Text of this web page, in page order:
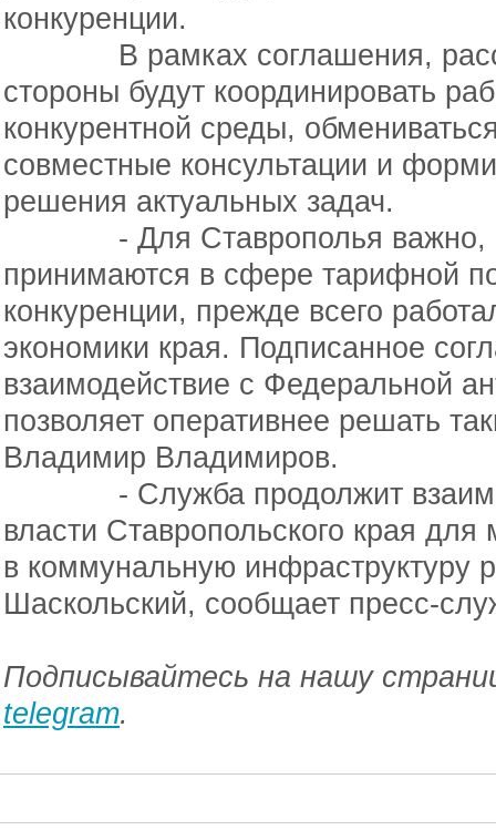
конкуренции.
В рамках соглашения,
стороны будут координировать
конкурентной среды,
совместные консультации и
решения актуальных задач.
- Для Ставрополья важно,
принимаются в сфере тарифной
конкуренции, прежде всего
экономики края. Подписанное
взаимодействие с Федеральной
позволяет оперативнее решать
Владимир Владимиров.
- Служба продолжит
власти Ставропольского края
в коммунальную инфраструктуру
Шаскольский, сообщает пресс-
Подписывайтесь на нашу
telegram.